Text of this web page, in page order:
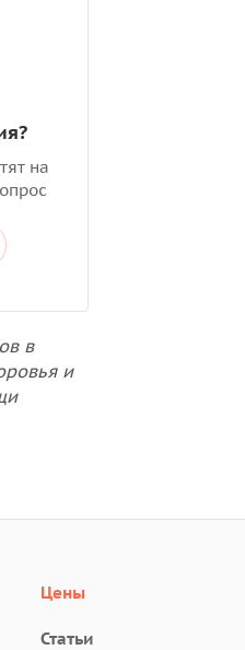
на
в
и
Цены
Статьи